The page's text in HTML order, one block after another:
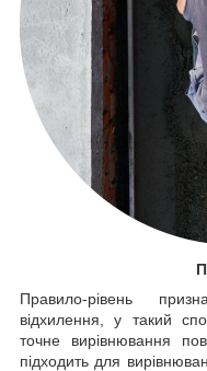
Правило-рівень
відхилення, у такий
точне вирівнювання
підходить для